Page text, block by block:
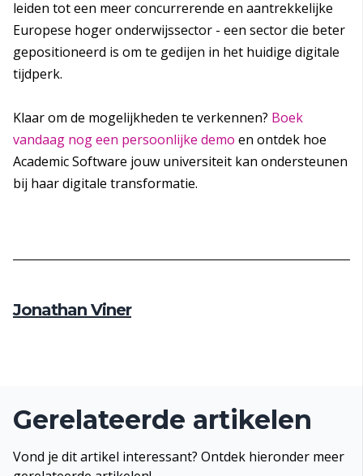
leiden tot een meer concurrerende en aantrekkelijke
Europese hoger onderwijssector - een sector die beter
gepositioneerd is om te gedijen in het huidige digitale
tijdperk.
Klaar om de mogelijkheden te verkennen? Boek
vandaag nog een persoonlijke demo en ontdek hoe
Academic Software jouw universiteit kan ondersteunen
bij haar digitale transformatie.
Jonathan Viner
Gerelateerde artikelen
Vond je dit artikel interessant? Ontdek hieronder meer